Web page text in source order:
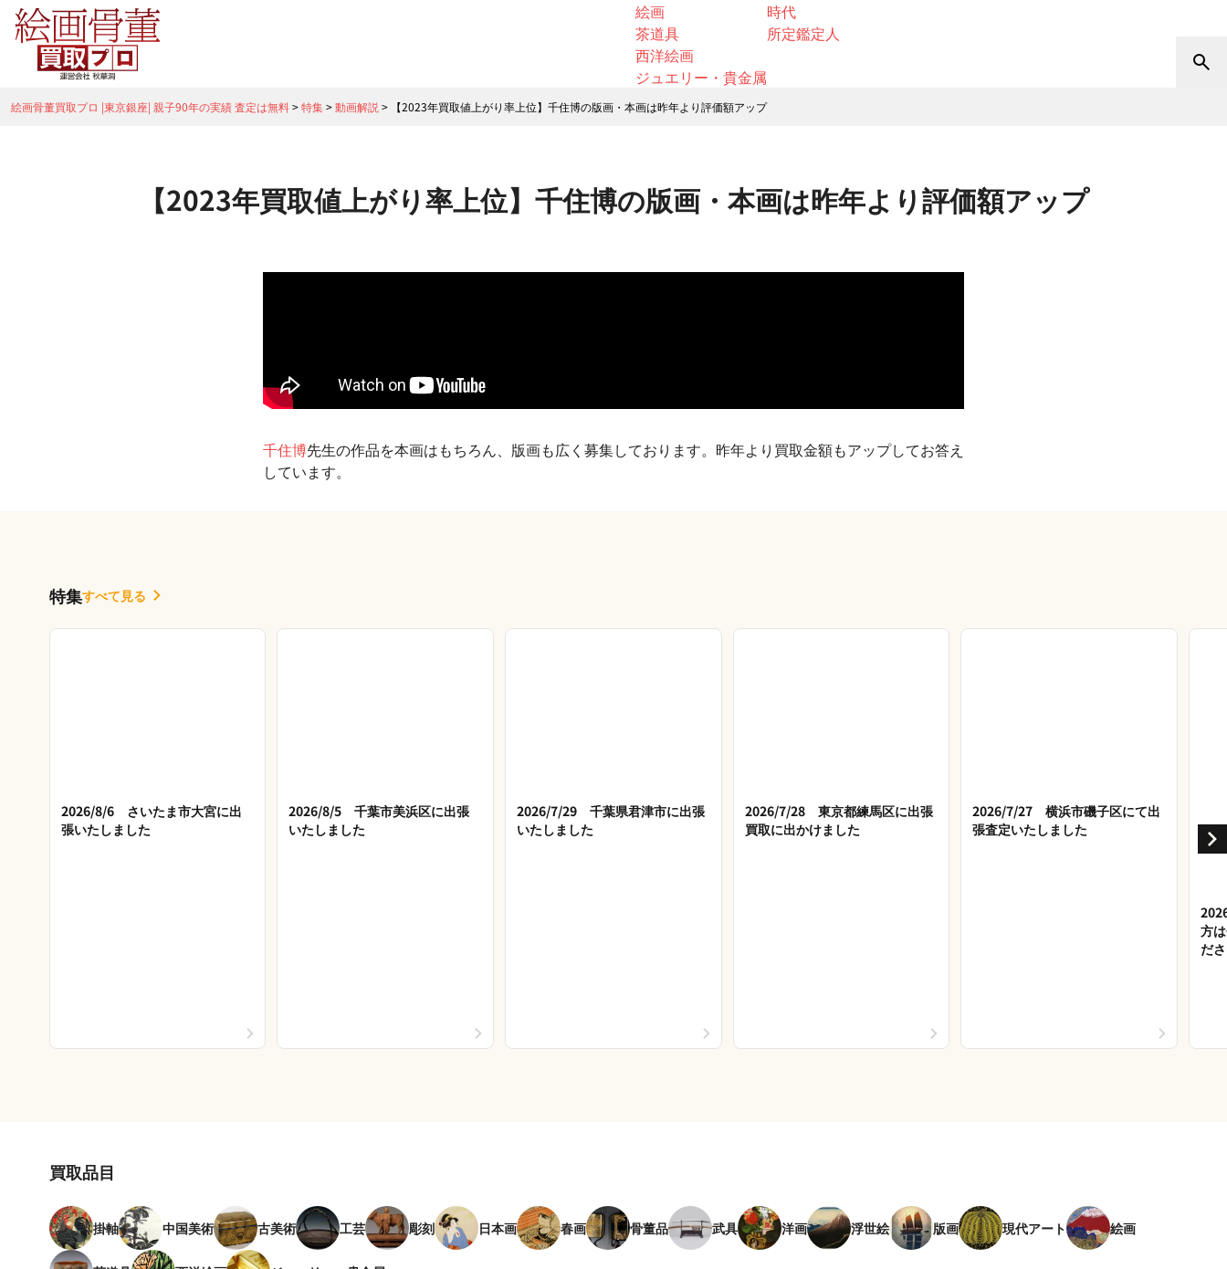
絵画
茶道具
西洋絵画
ジュエリー・貴金属
時代
所定鑑定人
絵画骨董買取プロ |東京銀座| 親子90年の実績 査定は無料>特集>動画解説 > 【2023年買取値上がり率上位】千住博の版画・本画は昨年より評価額アップ
【2023年買取値上がり率上位】千住博の版画・本画は昨年より評価額アップ
千住博先生の作品を本画はもちろん、版画も広く募集しております。昨年より買取金額もアップしてお答え
しています。
特集すべて見る
2026/8/6 さいたま市大宮に出
張いたしました
2026/8/5 千葉市美浜区に出張
いたしました
2026/7/29 千葉県君津市に出張
いたしました
2026/7/28 東京都練馬区に出張
買取に出かけました
2026/7/27 横浜市磯子区にて出
張査定いたしました
方
だ
買取品目
掛軸 中国美術 古美術 工芸 彫刻 日本画 春画 骨董品 武具 洋画 浮世絵 版画 現代アート 絵画